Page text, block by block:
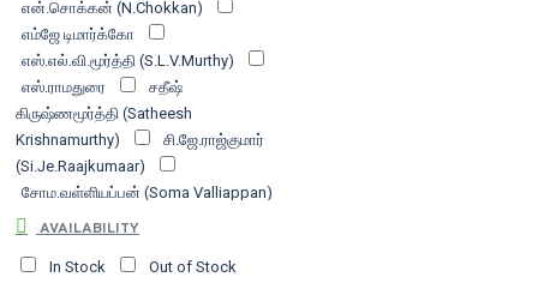
என்.சொக்கன் (N.Chokkan)
எம்ஜே டிமார்க்கோ
எஸ்.எல்.வி.மூர்த்தி (S.L.V.Murthy)
எஸ்.ராமதுரை
சதீஷ்
கிருஷ்ணமூர்த்தி (Satheesh
Krishnamurthy)
சி.ஜே.ராஜ்குமார்
(Si.Je.Raajkumaar)
சோம.வள்ளியப்பன் (Soma Valliappan)
சோம வள்ளியப்பன் (Soma
ரகுநாதன்
ஜோசப் மார்ஃபி | Joseph
AVAILABILITY
In Stock Out of Stock